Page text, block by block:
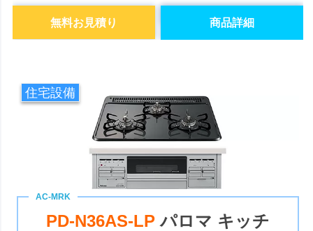
商品詳細
無料お見積り
住宅設備
PD-N36AS-LPパロマ キッチ